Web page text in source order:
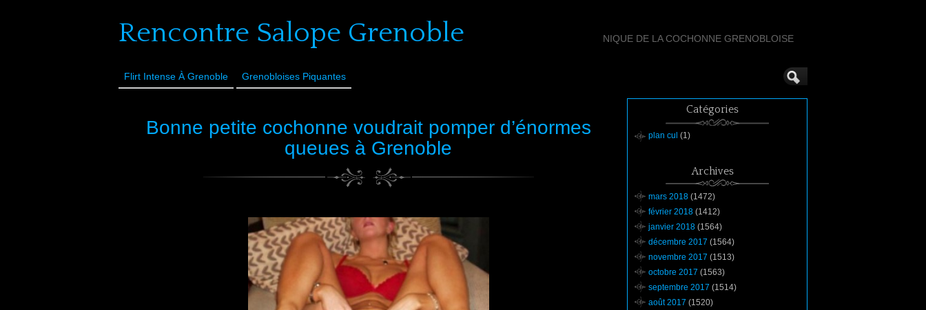
Rencontre Salope Grenoble NIQUE DE LA COCHONNE GRENOBLOISE
Flirt Intense À Grenoble Grenobloises Piquantes
Bonne petite cochonne voudrait pomper d’énormes
queues à Grenoble
Catégories
plan cul (1)
Archives
mars 2018 (1472)
février 2018 (1412)
janvier 2018 (1564)
décembre 2017 (1564)
novembre 2017 (1513)
octobre 2017 (1563)
septembre 2017 (1514)
août 2017 (1520)